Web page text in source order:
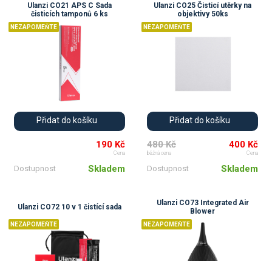
Ulanzi CO21 APS C Sada
čisticích tamponů 6 ks
NEZAPOMEŇTE
Přidat do košíku
190 Kč
Cena
Dostupnost Skladem
Ulanzi CO25 Čisticí utěrky na
objektivy 50ks
NEZAPOMEŇTE
Přidat do košíku
480 Kč
běžná cena
400 Kč
Cena
Dostupnost Skladem
Ulanzi CO72 10 v 1 čistící sada
NEZAPOMEŇTE
Ulanzi CO73 Integrated Air
Blower
NEZAPOMEŇTE